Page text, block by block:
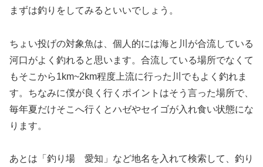
まずは釣りをしてみるといいでしょう。
ちょい投げの対象魚は、個人的には海と川が合流している
河口がよく釣れると思います。合流している場所でなくて
もそこから1km~2km程度上流に行った川でもよく釣れま
す。ちなみに僕が良く行くポイントはそう言った場所で、
毎年夏だけそこへ行くとハゼやセイゴが入れ食い状態にな
ります。
あとは「釣り場 愛知」など地名を入れて検索して、釣り